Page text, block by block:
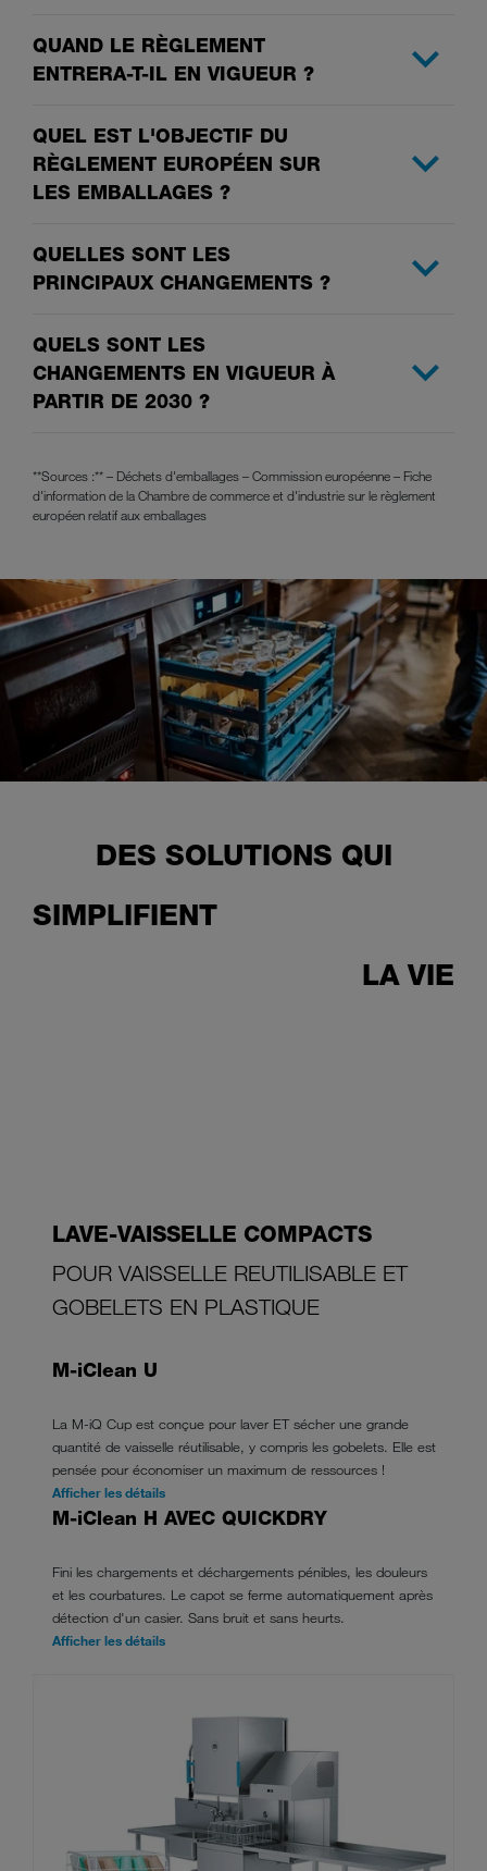
QUAND LE RÈGLEMENT
ENTRERA-T-IL EN VIGUEUR ?
QUEL EST L'OBJECTIF DU
RÈGLEMENT EUROPÉEN SUR
LES EMBALLAGES ?
QUELLES SONT LES
PRINCIPAUX CHANGEMENTS ?
QUELS SONT LES
CHANGEMENTS EN VIGUEUR À
PARTIR DE 2030 ?
**Sources :** – Déchets d'emballages – Commission européenne – Fiche
d'information de la Chambre de commerce et d'industrie sur le règlement
européen relatif aux emballages
DES SOLUTIONS QUI
SIMPLIFIENT
LA VIE
LAVE-VAISSELLE COMPACTS
POUR VAISSELLE REUTILISABLE ET
GOBELETS EN PLASTIQUE
M-iClean U
La M-iQ Cup est conçue pour laver ET sécher une grande
quantité de vaisselle réutilisable, y compris les gobelets. Elle est
pensée pour économiser un maximum de ressources !
Afficher les détails
M-iClean H AVEC QUICKDRY
Fini les chargements et déchargements pénibles, les douleurs
et les courbatures. Le capot se ferme automatiquement après
détection d'un casier. Sans bruit et sans heurts.
Afficher les détails